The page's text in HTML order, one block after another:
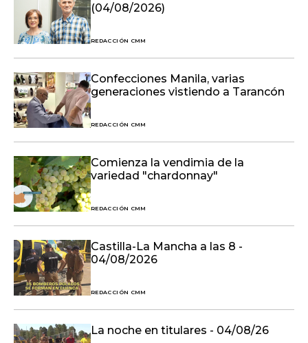
(04/08/2026)
REDACCIÓN CMM
Confecciones Manila, varias
generaciones vistiendo a Tarancón
REDACCIÓN CMM
Comienza la vendimia de la
variedad "chardonnay"
REDACCIÓN CMM
Castilla-La Mancha a las 8 -
04/08/2026
REDACCIÓN CMM
La noche en titulares - 04/08/26